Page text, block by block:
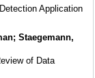
Application
Staegemann,
of Data